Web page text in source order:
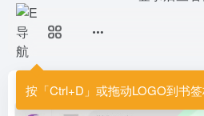
按「Ctrl+D」或拖动LOGO到书
首页 • 次元导航 • ACG资源 • SouNova